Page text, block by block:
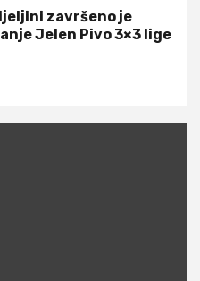
završeno je
Jelen Pivo 3×3 lige